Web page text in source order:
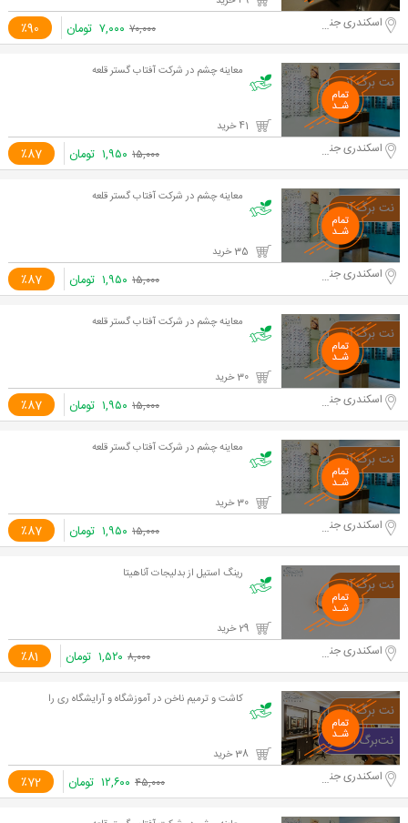
٪90 اسکندری جنوبی ۷۰,۰۰۰ ۷,۰۰۰ تومان
معاینه چشم در شرکت آفتاب گستر قلعه
٪87 اسکندری جنوبی ۱۵,۰۰۰ ۱,۹۵۰ تومان
معاینه چشم در شرکت آفتاب گستر قلعه
٪87 اسکندری جنوبی ۱۵,۰۰۰ ۱,۹۵۰ تومان
معاینه چشم در شرکت آفتاب گستر قلعه
٪87 اسکندری جنوبی ۱۵,۰۰۰ ۱,۹۵۰ تومان
معاینه چشم در شرکت آفتاب گستر قلعه
٪87 اسکندری جنوبی ۱۵,۰۰۰ ۱,۹۵۰ تومان
رینگ استیل از بدلیجات آناهیتا
٪81 اسکندری جنوبی ۸,۰۰۰ ۱,۵۲۰ تومان
کاشت و ترمیم ناخن در آموزشگاه و آرایشگاه ری را
٪72 اسکندری جنوبی ۴۵,۰۰۰ ۱۲,۶۰۰ تومان